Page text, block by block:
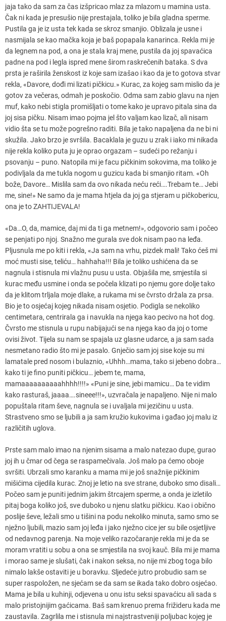
jaja tako da sam za čas izšpricao mlaz za mlazom u mamina usta.
Čak ni kada je presušio nije prestajala, toliko je bila gladna sperme.
Pustila ga je iz usta tek kada se skroz smanjio. Oblizala je usne i
nasmijala se kao mačka koja je baš popapala kanarinca. Rekla mi je
da legnem na pod, a ona je stala kraj mene, pustila da joj spavaćica
padne na pod i legla ispred mene širom raskrečenih bataka. S dva
prsta je raširila ženskost iz koje sam izašao i kao da je to gotova stvar
rekla, «Davore, dođi mi lizati pičkicu.» Kurac, za kojeg sam mislio da je
gotov za večeras, odmah je poskočio. Odma sam zabio glavu na njen
muf, kako nebi stigla promišljati o tome kako je upravo pitala sina da
joj sisa pičku. Nisam imao pojma jel što valjam kao lizač, ali nisam
vidio šta se tu može pogrešno raditi. Bila je tako napaljena da ne bi ni
skužila. Jako brzo je svršila. Bacaklala je guzu u zrak i iako mi nikada
nije rekla koliko puta ju je oprao orgazam – sudeći po režanju i
psovanju – puno. Natopila mi je facu pičkinim sokovima, ma toliko je
podivljala da me tukla nogom u guzicu kada bi smanjio ritam. «Oh
bože, Davore… Mislila sam da ovo nikada neću reći….Trebam te… Jebi
me, sine!» Ne samo da je mama htjela da joj ga stjeram u pičkobericu,
ona je to ZAHTIJEVALA!
«Da…O, da, mamice, daj mi da ti ga metnem!», odgovorio sam i počeo
se penjati po njoj. Snažno me gurala sve dok nisam pao na leđa.
Pljusnula me po kiti i rekla, «Ja sam na vrhu, pizdek mali! Tako ćeš mi
moć musti sise, teliću… hahhaha!!! Bila je toliko ushićena da se
nagnula i stisnula mi vlažnu pusu u usta. Objašila me, smjestila si
kurac među usmine i onda se počela klizati po njemu gore dolje tako
da je klitom trljala moje dlake, a rukama mi se čvrsto držala za prsa.
Bio je to osjećaj kojeg nikada nisam osjetio. Podigla se nekoliko
centimetara, centrirala ga i navukla na njega kao pecivo na hot dog.
Čvrsto me stisnula u rupu nabijajući se na njega kao da joj o tome
ovisi život. Tijela su nam se spajala uz glasne udarce, a ja sam sada
nesmetano radio što mi je pasalo. Gnječio sam joj sise koje su mi
lamatale pred nosom i bulaznio, «Uhhh…mama, tako si jebeno dobra…
kako ti je fino puniti pičkicu… jebem te, mama,
mamaaaaaaaaaahhhh!!!!» «Puni je sine, jebi mamicu… Da te vidim
kako rasturaš, jaaaa….sineee!!!», uzvračala je napaljeno. Nije ni malo
popuštala ritam ševe, nagnula se i uvaljala mi jezičinu u usta.
Strastveno smo se ljubili a ja sam kružio kukovima i gađao joj malu iz
različitih uglova.
Prste sam malo imao na njenim sisama a malo natezao dupe, gurao
joj ih u čmar od čega se raspamečivala. Još malo pa ćemo oboje
svršiti. Ubrzali smo karanku a mama mi je još snažnije pičkinim
mišićima cijedila kurac. Znoj je letio na sve strane, duboko smo disali…
Počeo sam je puniti jednim jakim štrcajem sperme, a onda je izletilo
pitaj boga koliko još, sve duboko u njenu slatku pičkicu. Kao i obično
poslije ševe, ležali smo u tišini na podu nekoliko minuta, samo smo se
nježno ljubili, mazio sam joj leđa i jako nježno cice jer su bile osjetljive
od nedavnog parenja. Na moje veliko razočaranje rekla mi je da se
moram vratiti u sobu a ona se smjestila na svoj kauč. Bila mi je mama
i morao same je slušati, čak i nakon seksa, no nije mi zbog toga bilo
nimalo lakše ostaviti je u boravku. Sljedeće jutro probudio sam se
super raspoložen, ne sjećam se da sam se ikada tako dobro osjećao.
Mama je bila u kuhinji, odjevena u onu istu seksi spavaćicu ali sada s
malo pristojnijim gaćicama. Baš sam krenuo prema frižideru kada me
zaustavila. Zagrlila me i stisnula mi najstrastveniji poljubac kojeg je